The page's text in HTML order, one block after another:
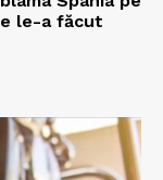
le-a făcut